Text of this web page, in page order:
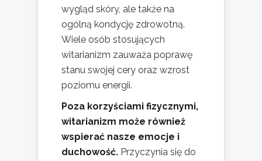
wygląd skóry, ale także na
ogólną kondycję zdrowotną.
Wiele osób stosujących
witarianizm zauważa poprawę
stanu swojej cery oraz wzrost
poziomu energii.
Poza korzyściami fizycznymi,
witarianizm może również
wspierać nasze emocje i
duchowość. Przyczynia się do